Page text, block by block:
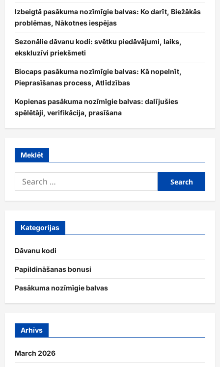
Izbeigtā pasākuma nozīmīgie balvas: Ko darīt, Biežākās
problēmas, Nākotnes iespējas
Sezonālie dāvanu kodi: svētku piedāvājumi, laiks,
ekskluzīvi priekšmeti
Biocaps pasākuma nozīmīgie balvas: Kā nopelnīt,
Pieprasīšanas process, Atlīdzības
Kopienas pasākuma nozīmīgie balvas: dalījušies
spēlētāji, verifikācija, prasīšana
Meklēt
Search
for:
Kategorijas
Dāvanu kodi
Papildināšanas bonusi
Pasākuma nozīmīgie balvas
Arhīvs
March 2026